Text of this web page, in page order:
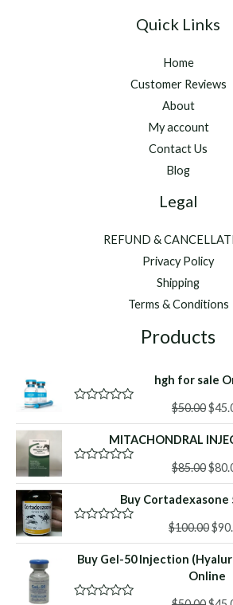
Quick Links
Home
Customer Reviews
About
My account
Contact Us
Blog
Legal
REFUND &
Privacy Policy
Shipping
Terms & Conditions
Products
hgh for sale
a
d
o
f
$50.00
price
was:
$
MITACHONDRAL
a
d
5
$85.00
price
was:
$
Buy Cortadexasone
a
e
0
o
$100.00$
Buy Gel-50 Injection
Online